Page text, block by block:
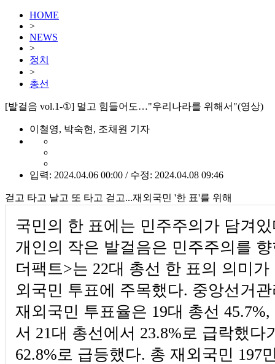
HOME
>
NEWS
>
정치
>
총선
[발걸음 vol.1-①] 멀고 힘들어도…"우리나라를 위해서"(영상)
이철영, 박숙현, 조채원 기자
입력: 2024.04.06 00:00 / 수정: 2024.04.08 09:46
걷고 타고 날고 또 타고 걷고...재외국민 '한 표'를 위해
국민의 한 표에는 민주주의가 담겨
개인의 작은 발걸음은 민주주의를
더팩트>는 22대 총선 한 표의 의미
외국민 투표에 주목했다. 중앙선거
재외국민 투표율은 19대 총선 45.7%,
서 21대 총선에서 23.8%로 급락했다
62.8%로 급등했다. 총 재외국민 197